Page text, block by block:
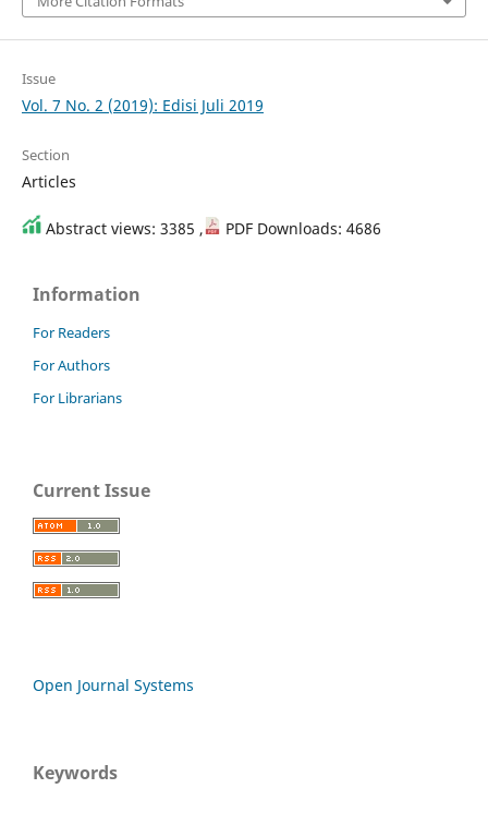
Issue
Vol. 7 No. 2 (2019): Edisi Juli 2019
Section
Articles
Abstract views: 3385 , PDF Downloads: 4686
Information
For Readers
For Authors
For Librarians
Current Issue
Open Journal Systems
Keywords